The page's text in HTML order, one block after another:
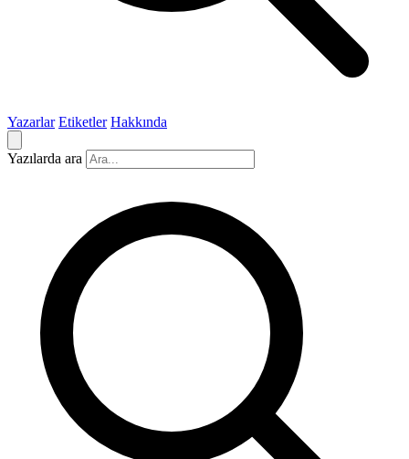
Yazarlar Etiketler Hakkında
Yazılarda ara